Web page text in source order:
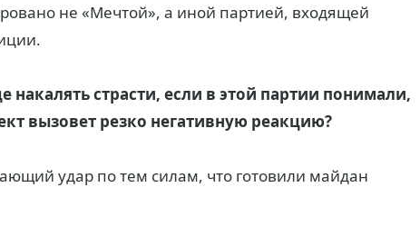
не «Мечтой», а иной партией, входящей
накалять страсти, если в этой партии понимали,
вызовет резко негативную реакцию?
удар по тем силам, что готовили майдан